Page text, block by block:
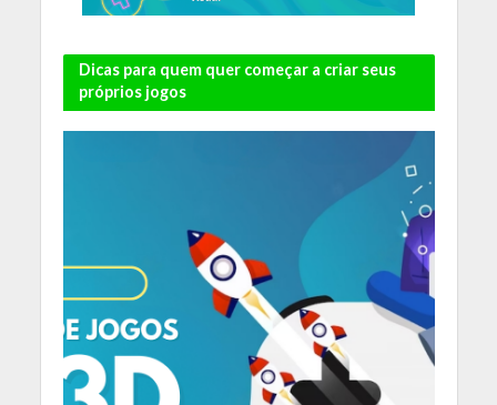
Dicas para quem quer começar a criar seus
próprios jogos